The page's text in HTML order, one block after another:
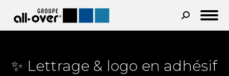
Recherche
:
✨ Lettrage & logo en adhésif